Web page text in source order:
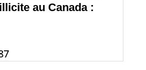
au Canada :